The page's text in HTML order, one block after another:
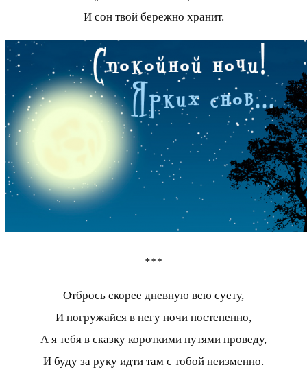
И сон твой бережно хранит.
***
Отбрось скорее дневную всю суету,
И погружайся в негу ночи постепенно,
А я тебя в сказку короткими путями проведу,
И буду за руку идти там с тобой неизменно.